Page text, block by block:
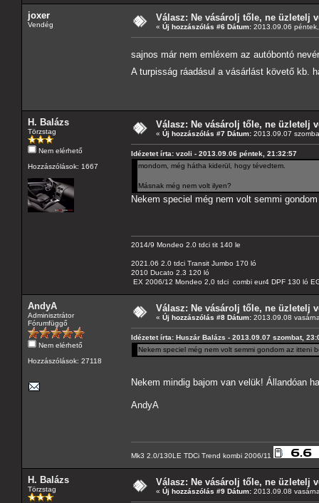
joxer
Vendég
Válasz: Ne vásárolj tőle, ne üzletelj
« Új hozzászólás #6 Dátum: 2013.09.06
sajnos már nem emléxem az autóbontó
A turpisság ráadásul a vásárlást követő kb.
H. Balázs
Törzstag
Nem elérhető
Hozzászólások: 1667
Válasz: Ne vásárolj tőle, ne üzletelj
« Új hozzászólás #7 Dátum: 2013.09.07
Idézetet írta: vzoli - 2013.09.06 péntek, 21:32:57
mondom, még hátha kiderül, hogy tévedtem.
Másnak még nem volt ilyen?
Nekem speciel még nem volt semmi
2014/9 Mondeo 2.0 tdci tit 140 le
2021.06 2.0 tdci Transit Jumbo 170 ló
2010 Ducato 2.3 120 ló
EX 2006/12 Mondeo 2,0 tdci combi eur4 DPF 130 ló
AndyA
Adminisztrátor
Fórumfüggő
Nem elérhető
Hozzászólások: 27118
Válasz: Ne vásárolj tőle, ne üzletelj
« Új hozzászólás #8 Dátum: 2013.09.08
Idézetet írta: Huszár Balázs - 2013.09.07 szombat,
Nekem speciel még nem volt semmi gondom az itteni
Nekem mindig bajom van velük! Állandóan
AndyA
Mk3 2.0/130LE TDCi Trend kombi 2006/11
H. Balázs
Törzstag
Válasz: Ne vásárolj tőle, ne üzletelj
« Új hozzászólás #9 Dátum: 2013.09.08